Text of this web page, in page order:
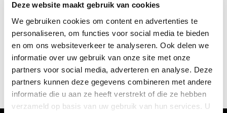
Deze website maakt gebruik van cookies
We gebruiken cookies om content en advertenties te
personaliseren, om functies voor social media te bieden
en om ons websiteverkeer te analyseren. Ook delen we
informatie over uw gebruik van onze site met onze
partners voor social media, adverteren en analyse. Deze
partners kunnen deze gegevens combineren met andere
informatie die u aan ze heeft verstrekt of die ze hebben
verzameld op basis van uw gebruik van hun services. U
Onze voorouders wisten wel hoe ze een feestje moesten
bouwen. Naast de keuze uit verschillende wijnen hadden ze
ook creatieve manieren om deze te nuttigen. Speciale
drinkglazen en andere ´stortebekers´ werden in de 17de eeuw
gebruikt om drankspelletjes mee te spelen. Deze zorgden voor
veel vermaak en natuurlijk grote dronkenschap. Van het lange
pasglas tot aan de zilveren molenbeker: de een nog gekker
dan de ander. Drink je mee?